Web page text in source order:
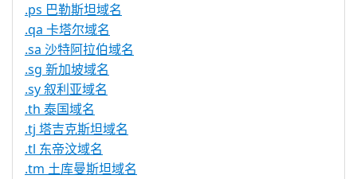
.ps 巴勒斯坦域名
.qa 卡塔尔域名
.sa 沙特阿拉伯域名
.sg 新加坡域名
.sy 叙利亚域名
.th 泰国域名
.tj 塔吉克斯坦域名
.tl 东帝汶域名
.tm 土库曼斯坦域名